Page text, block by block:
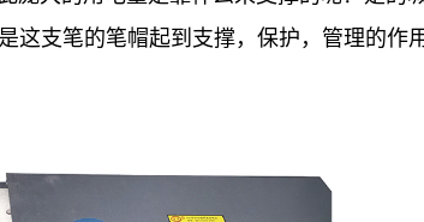
这支笔的笔帽起到支撑，保护，管理的